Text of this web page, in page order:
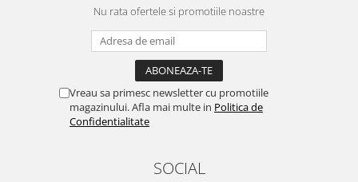
Nu rata ofertele si promotiile noastre
Vreau sa primesc newsletter cu promotiile
magazinului. Afla mai multe in Politica de
Confidentialitate
SOCIAL